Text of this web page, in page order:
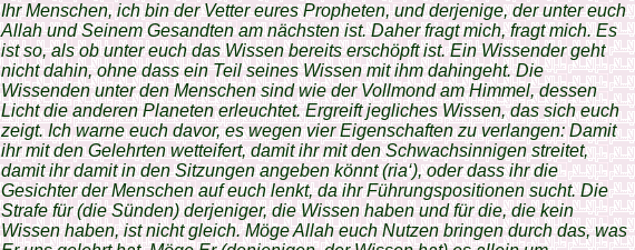
Ihr Menschen, ich bin der Vetter eures Propheten, und derjenige, der unter euch
Allah und Seinem Gesandten am nächsten ist. Daher fragt mich, fragt mich. Es
ist so, als ob unter euch das Wissen bereits erschöpft ist. Ein Wissender geht
nicht dahin, ohne dass ein Teil seines Wissen mit ihm dahingeht. Die
Wissenden unter den Menschen sind wie der Vollmond am Himmel, dessen
Licht die anderen Planeten erleuchtet. Ergreift jegliches Wissen, das sich euch
zeigt. Ich warne euch davor, es wegen vier Eigenschaften zu verlangen: Damit
ihr mit den Gelehrten wetteifert, damit ihr mit den Schwachsinnigen streitet,
damit ihr damit in den Sitzungen angeben könnt (ria‘), oder dass ihr die
Gesichter der Menschen auf euch lenkt, da ihr Führungspositionen sucht. Die
Strafe für (die Sünden) derjeniger, die Wissen haben und für die, die kein
Wissen haben, ist nicht gleich. Möge Allah euch Nutzen bringen durch das, was